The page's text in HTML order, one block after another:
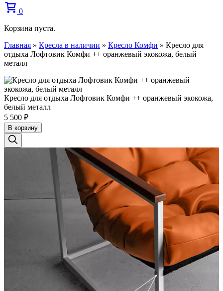
0
Корзина пуста.
Главная » Кресла в наличии » Кресло Комфи » Кресло для
отдыха Лофтовик Комфи ++ оранжевый экокожа, белый
металл
Кресло для отдыха Лофтовик Комфи ++ оранжевый экокожа,
белый металл
5 500 ₽
В корзину